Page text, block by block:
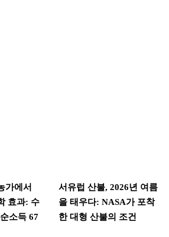
가에서
효과: 수
소득 67
서유럽 산불, 2026년 여름
을 태우다: NASA가 포착
한 대형 산불의 조건